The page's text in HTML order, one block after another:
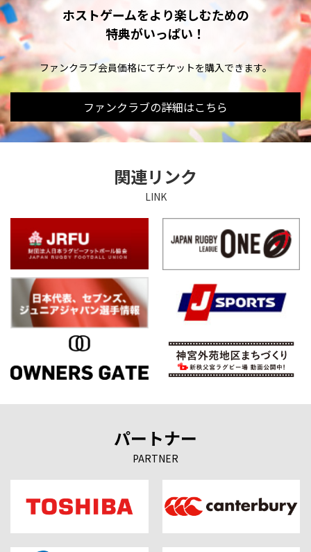
ホストゲームをより楽しむための
特典がいっぱい！
ファンクラブ会員価格にてチケットを購入できます。
ファンクラブの詳細はこちら
関連リンク
LINK
パートナー
PARTNER